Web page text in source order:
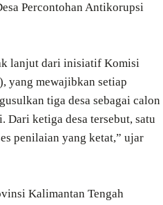
Percontohan Antikorupsi
lanjut dari inisiatif Komisi
yang mewajibkan setiap
tiga desa sebagai calon
Dari ketiga desa tersebut, satu
penilaian yang ketat,” ujar
Kalimantan Tengah